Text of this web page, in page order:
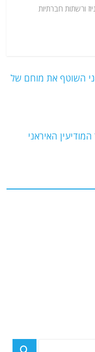
ורשתות חברתיות
השוטף את מוחם של
האיראני